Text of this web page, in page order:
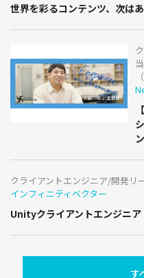
世界を彩るコンテンツ、次は
クライアントエンジニア/開発リ
インフィニティベクター
Unityクライアントエンジニア
す